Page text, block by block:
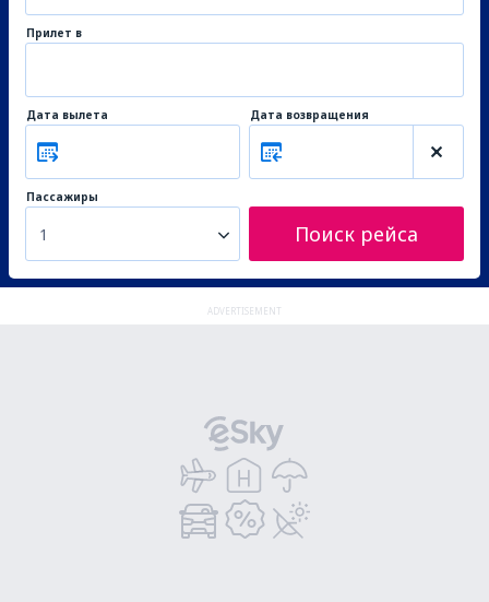
Прилет в
Дата вылета Дата возвращения
Пассажиры
1 Поиск рейса
ADVERTISEMENT